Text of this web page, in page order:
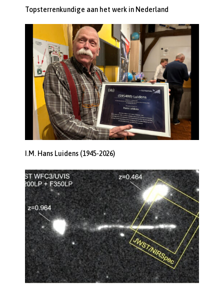
Topsterrenkundige aan het werk in Nederland
I.M. Hans Luidens (1945-2026)